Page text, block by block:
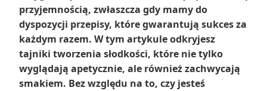
przyjemnością, zwłaszcza gdy mamy do
dyspozycji przepisy, które gwarantują sukces za
każdym razem. W tym artykule odkryjesz
tajniki tworzenia słodkości, które nie tylko
wyglądają apetycznie, ale również zachwycają
smakiem. Bez względu na to, czy jesteś